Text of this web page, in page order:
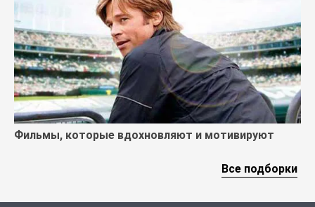
Фильмы, которые вдохновляют и мотивируют
Все подборки